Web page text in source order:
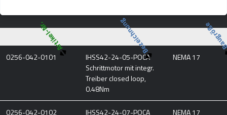
Artikel-Nr. Bezeichnung
0256-042-0101
IHSS42-24-05-POCA
Schrittmotor mit integr.
Treiber closed loop,
0.48Nm
NEMA 17
0256-042-0102
IHSS42-24-07-POCA
NEMA 17